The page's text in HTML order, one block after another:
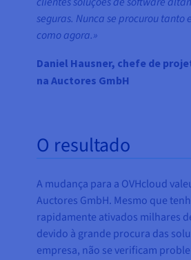
seguras. Nunca se procurou tanto
como agora.»
Daniel Hausner, chefe de
na Auctores GmbH
O resultado
A mudança para a OVHcloud
Auctores GmbH. Mesmo que
rapidamente ativados milhares
devido à grande procura das
empresa, não se verificam